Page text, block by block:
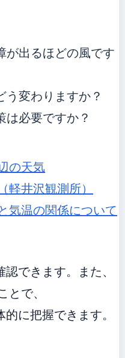
が出るほどの風です
変わりますか？
は必要ですか？
の天気
軽井沢観測所）
気温の関係について
できます。また、
とで、
に把握できます。